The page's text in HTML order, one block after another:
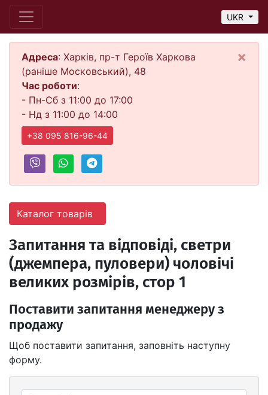
UKR
Адреса: Харків, пр-т Героїв Харкова
(раніше Московський), 48
Час роботи:
- Пн-Сб з 11:00 до 17:00
- Нд з 11:00 до 14:00
+38 095 816-96-44
×
Каталог товарів
Запитання та відповіді, светри
(джемпера, пуловери) чоловічі
великих розмірів, стор 1
Поставити запитання менеджеру з
продажу
Щоб поставити запитання, заповніть наступну
форму.